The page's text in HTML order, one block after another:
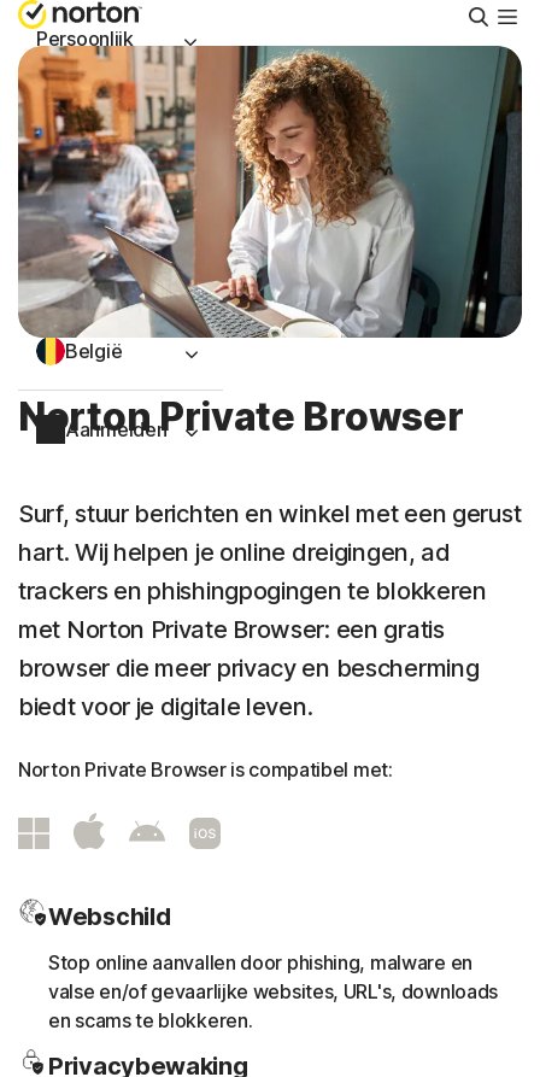
Persoonlijk
Small Business
Ondersteuning
Gratis proberen
België
Aanmelden
Norton Private Browser
Surf, stuur berichten en winkel met een gerust
hart. Wij helpen je online dreigingen, ad
trackers en phishingpogingen te blokkeren
met Norton Private Browser: een gratis
browser die meer privacy en bescherming
biedt voor je digitale leven.
Norton Private Browser is compatibel met:
Webschild
Stop online aanvallen door phishing, malware en
valse en/of gevaarlijke websites, URL's, downloads
en scams te blokkeren.
Privacybewaking